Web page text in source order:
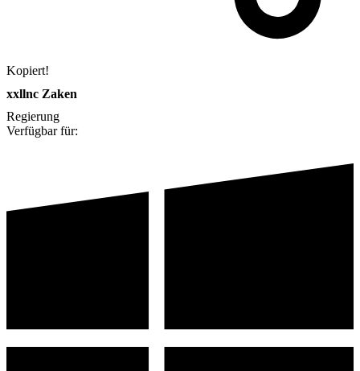
Kopiert!
xxllnc Zaken
Regierung
Verfügbar für: